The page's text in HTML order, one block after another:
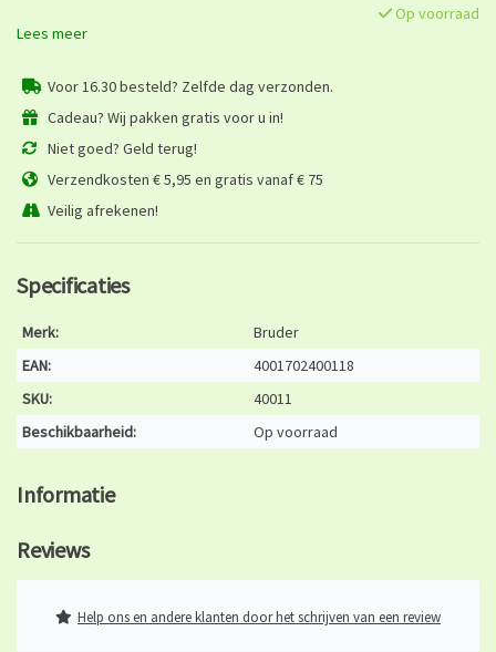
Op voorraad
Lees meer
Voor 16.30 besteld? Zelfde dag verzonden.
Cadeau? Wij pakken gratis voor u in!
Niet goed? Geld terug!
Verzendkosten € 5,95 en gratis vanaf € 75
Veilig afrekenen!
Specificaties
Merk:
Bruder
EAN:
4001702400118
SKU:
40011
Beschikbaarheid:
Op voorraad
Informatie
Reviews
Help ons en andere klanten door het schrijven van een review